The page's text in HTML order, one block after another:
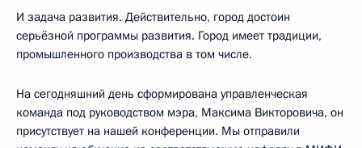
И задача развития. Действительно, город достоин
серьёзной программы развития. Город имеет традиции,
промышленного производства в том числе.
На сегодняшний день сформирована управленческая
команда под руководством мэра, Максима Викторовича, он
присутствует на нашей конференции. Мы отправили